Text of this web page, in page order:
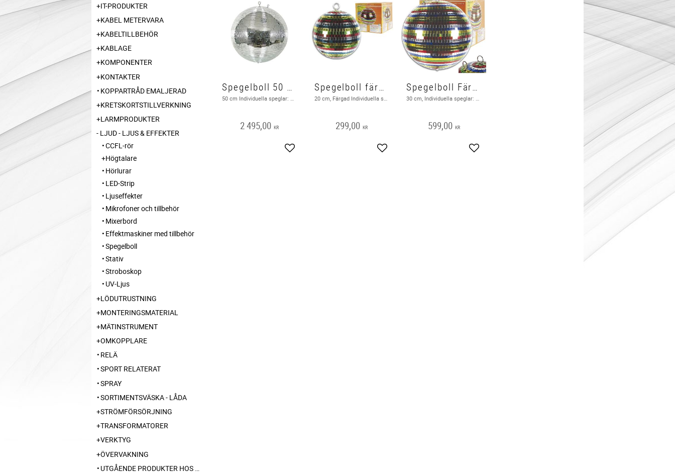
Spegelboll 50 cm
2 495,00 KR
Lägg till i favoriter
Spegelboll färgad 20 cm
299,00 KR
Lägg till i favoriter
Spegelboll Färgad 30 cm
599,00 KR
Lägg till i favoriter
IT-PRODUKTER
KABEL METERVARA
KABELTILLBEHÖR
KABLAGE
KOMPONENTER
KONTAKTER
KOPPARTRÅD EMALJERAD
KRETSKORTSTILLVERKNING
LARMPRODUKTER
LJUD - LJUS & EFFEKTER
CCFL-rör
Högtalare
Hörlurar
LED-Strip
Ljuseffekter
Mikrofoner och tillbehör
Mixerbord
Effektmaskiner med tillbehör
Spegelboll
Stativ
Stroboskop
UV-Ljus
LÖDUTRUSTNING
MONTERINGSMATERIAL
MÄTINSTRUMENT
OMKOPPLARE
RELÄ
SPORT RELATERAT
SPRAY
SORTIMENTSVÄSKA - LÅDA
STRÖMFÖRSÖRJNING
TRANSFORMATORER
VERKTYG
ÖVERVAKNING
UTGÅENDE PRODUKTER HOS LEVERANTÖR